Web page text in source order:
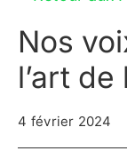
Nos
l’art de
4 février 2024